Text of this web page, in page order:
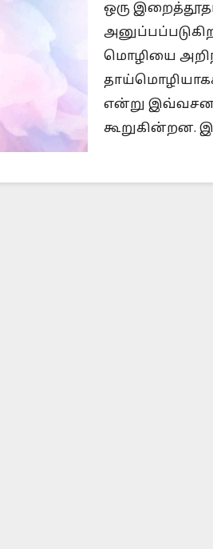
ஒரு
மொழியை
என்று
கூறுகின்றன.
Is Prophet